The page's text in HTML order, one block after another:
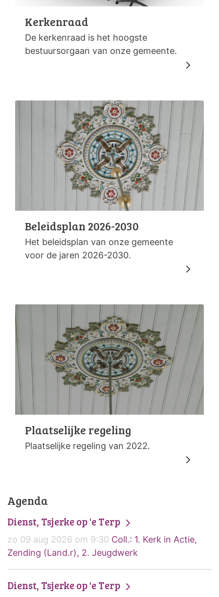
Kerkenraad
De kerkenraad is het hoogste
bestuursorgaan van onze gemeente.
Beleidsplan 2026-2030
Het beleidsplan van onze gemeente
voor de jaren 2026-2030.
Plaatselijke regeling
Plaatselijke regeling van 2022.
Agenda
Dienst, Tsjerke op 'e Terp
zo 09 aug 2026 om 9:30 Coll.: 1. Kerk in Actie,
Zending (Land.r), 2. Jeugdwerk
Dienst, Tsjerke op 'e Terp